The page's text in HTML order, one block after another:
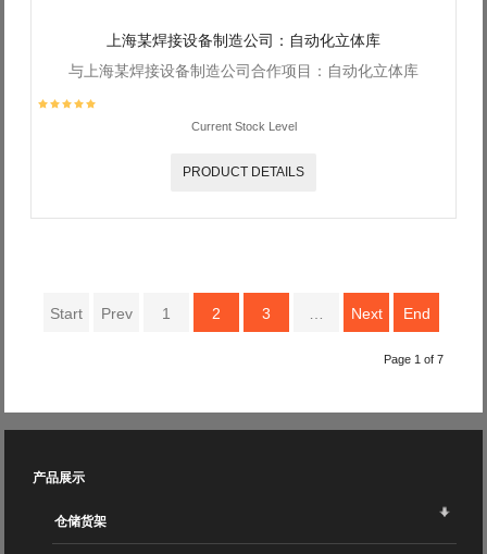
上海某焊接设备制造公司：自动化立体库
与上海某焊接设备制造公司合作项目：自动化立体库
Current Stock Level
PRODUCT DETAILS
Start Prev 1 2 3 Next End
Page 1 of 7
产品展示
仓储货架